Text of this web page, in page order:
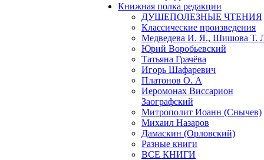
Книжная полка редакции
ДУШЕПОЛЕЗНЫЕ ЧТЕНИЯ
Классические произведения
Медведева И. Я., Шишова Т.
Юрий Воробьевский
Татьяна Грачёва
Игорь Шафаревич
Платонов О. А
Иеромонах Виссарион
Заографский
Митрополит Иоанн (Снычев)
Михаил Назаров
Дамаскин (Орловский)
Разные книги
ВСЕ КНИГИ